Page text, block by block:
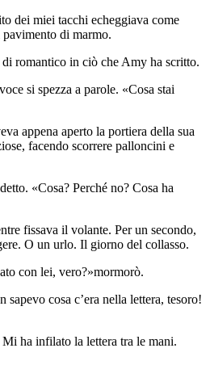
dei miei tacchi echeggiava come
di marmo.
romantico in ciò che Amy ha scritto.
si spezza a parole. «Cosa stai
appena aperto la portiera della sua
facendo scorrere palloncini e
«Cosa? Perché no? Cosa ha
fissava il volante. Per un secondo,
O un urlo. Il giorno del collasso.
con lei, vero?»mormorò.
cosa c’era nella lettera, tesoro!
ha infilato la lettera tra le mani.